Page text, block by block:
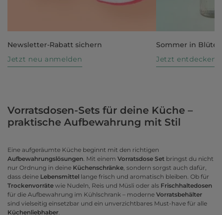
Newsletter-Rabatt sichern
Jetzt neu anmelden
Sommer in Blüte
Jetzt entdecken
Vorratsdosen-Sets für deine Küche –
praktische Aufbewahrung mit Stil
Eine aufgeräumte Küche beginnt mit den richtigen
Aufbewahrungslösungen. Mit einem Vorratsdose Set bringst du nicht
nur Ordnung in deine Küchenschränke, sondern sorgst auch dafür,
dass deine Lebensmittel lange frisch und aromatisch bleiben. Ob für
Trockenvorräte wie Nudeln, Reis und Müsli oder als Frischhaltedosen
für die Aufbewahrung im Kühlschrank – moderne Vorratsbehälter
sind vielseitig einsetzbar und ein unverzichtbares Must-have für alle
Küchenliebhaber.